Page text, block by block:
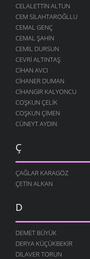
CELALETTIN ALTUN
CEM SILAHTAROĞLLU
CEMAL GENÇ
CEMAL ŞAHIN
CEMIL DURSUN
CEVRI ALTINTAŞ
CIHAN AVCI
CIHANER DUMAN
CIHANGIR KALYONCU
COŞKUN ÇELIK
COŞKUN ÇIMEN
CÜNEYT AYDIN
Ç
ÇAĞLAR KARAGÖZ
ÇETIN ALKAN
D
DEMET BÜYÜK
DERYA KÜÇÜKBEKIR
DILAVER TORUN